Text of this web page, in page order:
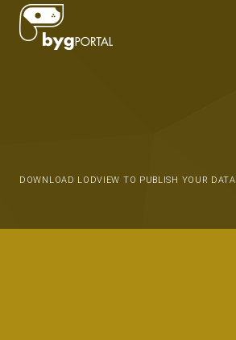
DOWNLOAD LODVIEW TO PUBLISH YOUR DATA